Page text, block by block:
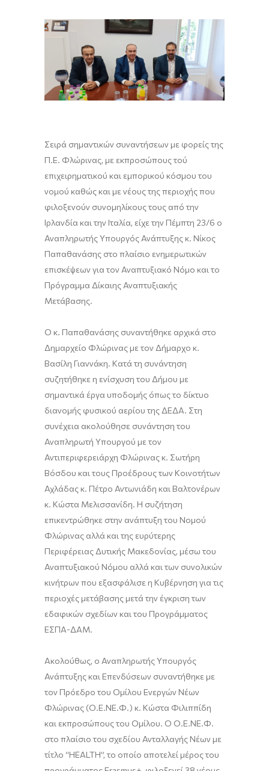
Σειρά σημαντικών συναντήσεων με φορείς της
Π.Ε. Φλώρινας, με εκπροσώπους τού
επιχειρηματικού και εμπορικού κόσμου του
νομού καθώς και με νέους της περιοχής που
φιλοξενούν συνομηλίκους τους από την
Ιρλανδία και την Ιταλία, είχε την Πέμπτη 23/6 ο
Αναπληρωτής Υπουργός Ανάπτυξης κ. Νίκος
Παπαθανάσης στο πλαίσιο ενημερωτικών
επισκέψεων για τον Αναπτυξιακό Νόμο και το
Πρόγραμμα Δίκαιης Αναπτυξιακής
Μετάβασης.
Ο κ. Παπαθανάσης συναντήθηκε αρχικά στο
Δημαρχείο Φλώρινας με τον Δήμαρχο κ.
Βασίλη Γιαννάκη. Κατά τη συνάντηση
συζητήθηκε η ενίσχυση του Δήμου με
σημαντικά έργα υποδομής όπως το δίκτυο
διανομής φυσικού αερίου της ΔΕΔΑ. Στη
συνέχεια ακολούθησε συνάντηση του
Αναπληρωτή Υπουργού με τον
Αντιπεριφερειάρχη Φλώρινας κ. Σωτήρη
Βόσδου και τους Προέδρους των Κοινοτήτων
Αχλάδας κ. Πέτρο Αντωνιάδη και Βαλτονέρων
κ. Κώστα Μελισσανίδη. Η συζήτηση
επικεντρώθηκε στην ανάπτυξη του Νομού
Φλώρινας αλλά και της ευρύτερης
Περιφέρειας Δυτικής Μακεδονίας, μέσω του
Αναπτυξιακού Νόμου αλλά και των συνολικών
κινήτρων που εξασφάλισε η Κυβέρνηση για τις
περιοχές μετάβασης μετά την έγκριση των
εδαφικών σχεδίων και του Προγράμματος
ΕΣΠΑ-ΔΑΜ.
Ακολούθως, ο Αναπληρωτής Υπουργός
Ανάπτυξης και Επενδύσεων συναντήθηκε με
τον Πρόεδρο του Ομίλου Ενεργών Νέων
Φλώρινας (Ο.Ε.ΝΕ.Φ.) κ. Κώστα Φιλιππίδη
και εκπροσώπους του Ομίλου. Ο Ο.Ε.ΝΕ.Φ.
στο πλαίσιο του σχεδίου Ανταλλαγής Νέων με
τίτλο “HEALTH”, το οποίο αποτελεί μέρος του